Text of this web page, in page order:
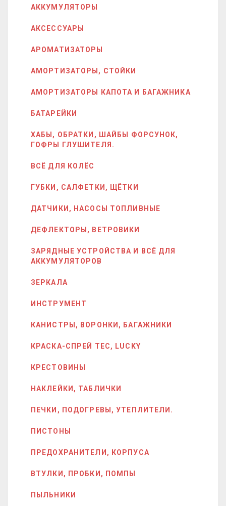
АККУМУЛЯТОРЫ
АКСЕССУАРЫ
АРОМАТИЗАТОРЫ
АМОРТИЗАТОРЫ, СТОЙКИ
АМОРТИЗАТОРЫ КАПОТА И БАГАЖНИКА
БАТАРЕЙКИ
ХАБЫ, ОБРАТКИ, ШАЙБЫ ФОРСУНОК,
ГОФРЫ ГЛУШИТЕЛЯ.
ВСЁ ДЛЯ КОЛЁС
ГУБКИ, САЛФЕТКИ, ЩЁТКИ
ДАТЧИКИ, НАСОСЫ ТОПЛИВНЫЕ
ДЕФЛЕКТОРЫ, ВЕТРОВИКИ
ЗАРЯДНЫЕ УСТРОЙСТВА И ВСЁ ДЛЯ
АККУМУЛЯТОРОВ
ЗЕРКАЛА
ИНСТРУМЕНТ
КАНИСТРЫ, ВОРОНКИ, БАГАЖНИКИ
КРАСКА-СПРЕЙ ТЕС, LUCKY
КРЕСТОВИНЫ
НАКЛЕЙКИ, ТАБЛИЧКИ
ПЕЧКИ, ПОДОГРЕВЫ, УТЕПЛИТЕЛИ.
ПИСТОНЫ
ПРЕДОХРАНИТЕЛИ, КОРПУСА
ВТУЛКИ, ПРОБКИ, ПОМПЫ
ПЫЛЬНИКИ